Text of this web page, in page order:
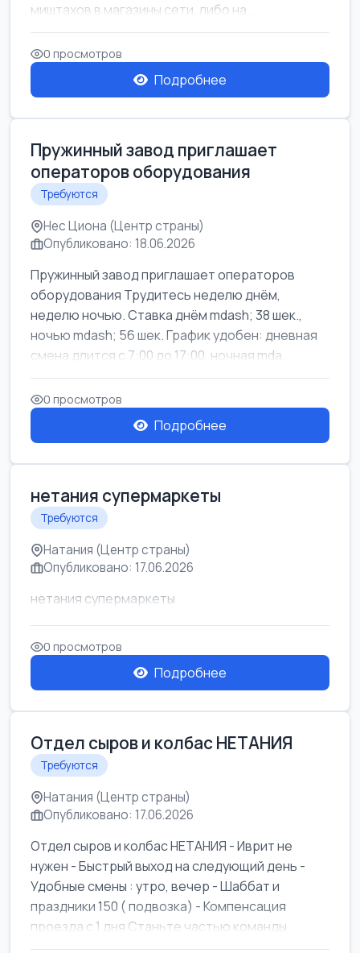
миштахов в магазины сети, либо на...
0 просмотров
Подробнее
Пружинный завод приглашает
операторов оборудования
Требуются
Нес Циона (Центр страны)
Опубликовано: 18.06.2026
Пружинный завод приглашает операторов
оборудования Трудитесь неделю днём,
неделю ночью. Ставка днём mdash; 38 шек.,
ночью mdash; 56 шек. График удобен: дневная
смена длится с 7:00 до 17:00, ночная mda...
0 просмотров
Подробнее
нетания супермаркеты
Требуются
Натания (Центр страны)
Опубликовано: 17.06.2026
нетания супермаркеты
0 просмотров
Подробнее
Отдел сыров и колбас НЕТАНИЯ
Требуются
Натания (Центр страны)
Опубликовано: 17.06.2026
Отдел сыров и колбас НЕТАНИЯ - Иврит не
нужен - Быстрый выход на следующий день -
Удобные смены : утро, вечер - Шаббат и
праздники 150 ( подвозка) - Компенсация
проезда с 1 дня Станьте частью команды ...